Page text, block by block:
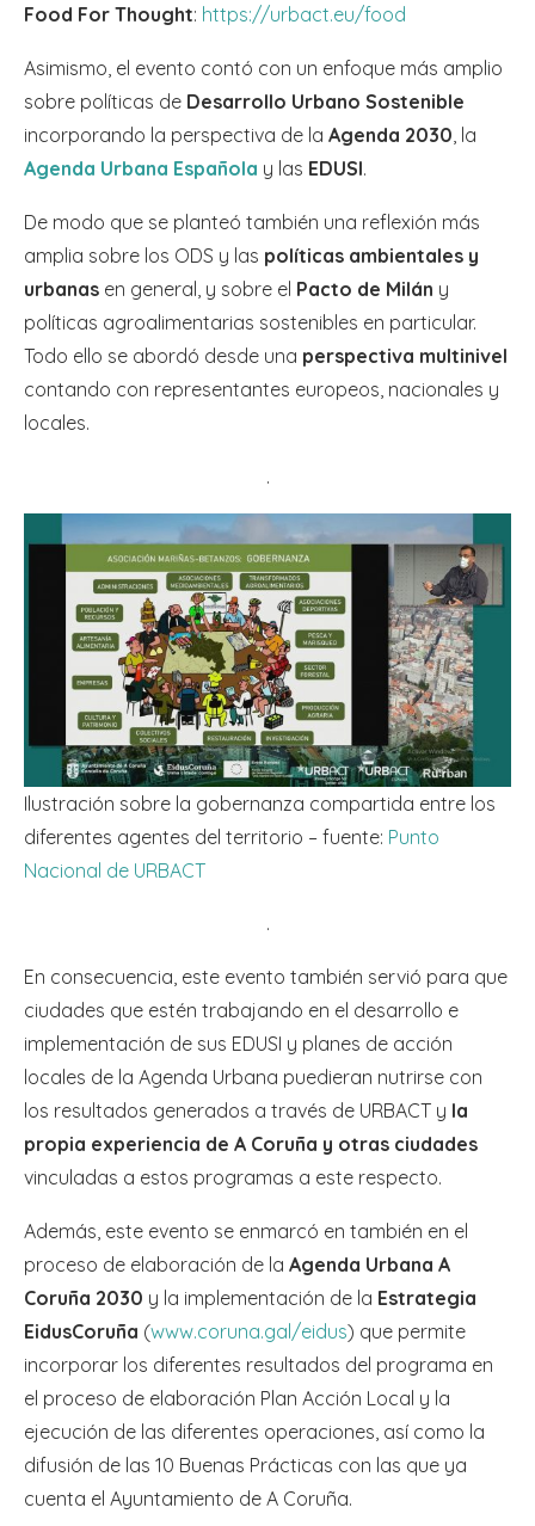
Food For Thought: https://urbact.eu/food
Asimismo, el evento contó con un enfoque más amplio
sobre políticas de Desarrollo Urbano Sostenible
incorporando la perspectiva de la Agenda 2030 , la
Agenda Urbana Española y las EDUSI.
De modo que se planteó también una reflexión más
amplia sobre los ODS y las políticas ambientales y
urbanas en general, y sobre el Pacto de Milán y
políticas agroalimentarias sostenibles en particular.
Todo ello se abordó desde una perspectiva multinivel
contando con representantes europeos, nacionales y
locales.
.
Ilustración sobre la gobernanza compartida entre los
diferentes agentes del territorio – fuente: Punto
Nacional de URBACT
.
En consecuencia, este evento también servió para que
ciudades que estén trabajando en el desarrollo e
implementación de sus EDUSI y planes de acción
locales de la Agenda Urbana puedieran nutrirse con
los resultados generados a través de URBACT y la
propia experiencia de A Coruña y otras ciudades
vinculadas a estos programas a este respecto.
Además, este evento se enmarcó en también en el
proceso de elaboración de la Agenda Urbana A
Coruña 2030 y la implementación de la Estrategia
EidusCoruña (www.coruna.gal/eidus) que permite
incorporar los diferentes resultados del programa en
el proceso de elaboración Plan Acción Local y la
ejecución de las diferentes operaciones, así como la
difusión de las 10 Buenas Prácticas con las que ya
cuenta el Ayuntamiento de A Coruña.